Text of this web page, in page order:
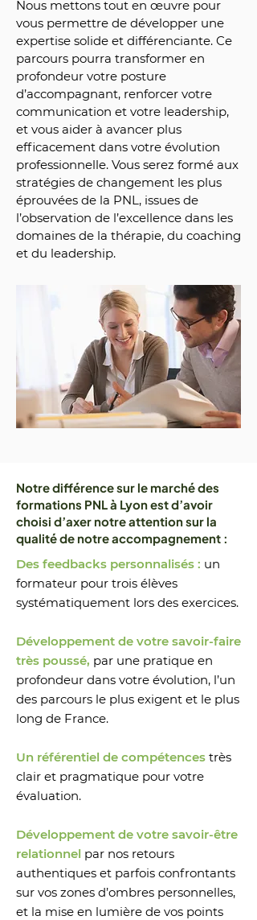
Nous mettons tout en œuvre pour
vous permettre de développer une
expertise solide et différenciante. Ce
parcours pourra transformer en
profondeur votre posture
d’accompagnant, renforcer votre
communication et votre leadership,
et vous aider à avancer plus
efficacement dans votre évolution
professionnelle. Vous serez formé aux
stratégies de changement les plus
éprouvées de la PNL, issues de
l’observation de l’excellence dans les
domaines de la thérapie, du coaching
et du leadership.
Notre différence sur le marché des
formations PNL à Lyon est d’avoir
choisi d’axer notre attention sur la
qualité de notre accompagnement :
Des feedbacks personnalisés : un
formateur pour trois élèves
systématiquement lors des exercices.
Développement de votre savoir-faire
très poussé, par une pratique en
profondeur dans votre évolution, l’un
des parcours le plus exigent et le plus
long de France.
Un référentiel de compétences très
clair et pragmatique pour votre
évaluation.
Développement de votre savoir-être
relationnel par nos retours
authentiques et parfois confrontants
sur vos zones d’ombres personnelles,
et la mise en lumière de vos points